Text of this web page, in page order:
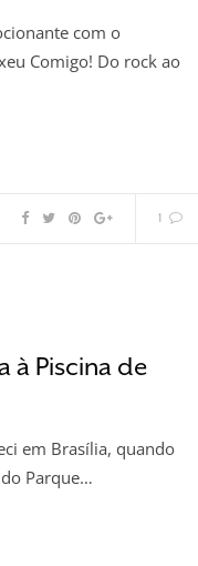
com o
Comigo! Do rock ao
1
à Piscina de
em Brasília, quando
Parque…